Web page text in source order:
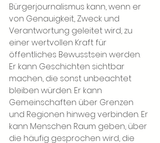
Bürgerjournalismus kann, wenn er
von Genauigkeit, Zweck und
Verantwortung geleitet wird, zu
einer wertvollen Kraft für
öffentliches Bewusstsein werden.
Er kann Geschichten sichtbar
machen, die sonst unbeachtet
bleiben würden. Er kann
Gemeinschaften über Grenzen
und Regionen hinweg verbinden. Er
kann Menschen Raum geben, über
die häufig gesprochen wird, die